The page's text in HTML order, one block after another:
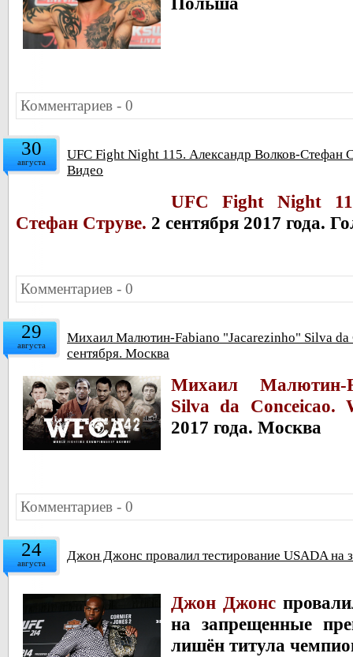
Комментариев - 0
30
августа
UFC Fight Night 115. Александр Волков-Стефан
Видео
UFC Fight Night
Стефан Струве. 2 сентября 2017 года.
Комментариев - 0
29
августа
Михаил Малютин-Fabiano "Jacarezinho" Silva da
сентября. Москва
Михаил Малютин-
Silva da Conceicao.
2017 года. Москва
Комментариев - 0
24
августа Джон Джонс провалил тестирование USADA на
Джон Джонс
на запрещенные
лишён титула